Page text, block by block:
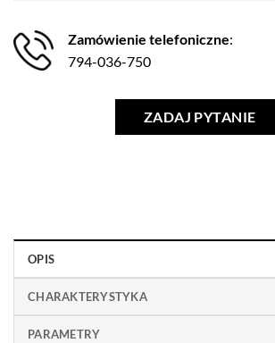
Zamówienie telefoniczne:
794-036-750
ZADAJ PYTANIE
OPIS
CHARAKTERYSTYKA
PARAMETRY